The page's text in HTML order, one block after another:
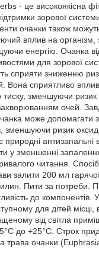
- це високоякісна
зорової
очанки також
вплив на
енергію. Очанка
для зорової
сприяти зниженню
Вона сприятливо
тиску, зменшуючи ризик
очей.
може допомагати
зменшуючи ризик
антизапальні
у зменшенні
читання.
залити 200 мл
Пити за потреби.
до компонентів.
для дітей місці,
від світла
до +25°С. Строк
трава очанки